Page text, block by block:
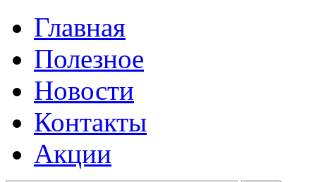
Главная
Полезное
Новости
Контакты
Акции